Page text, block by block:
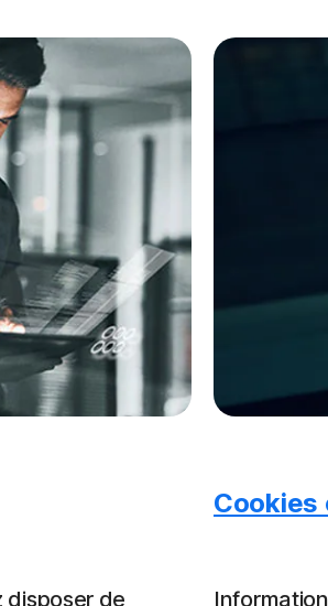
disposer de
Cookies